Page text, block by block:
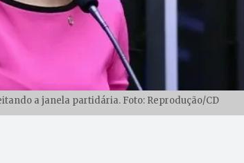
a janela partidária. Foto: Reprodução/CD